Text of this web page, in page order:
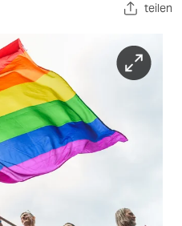
teilen